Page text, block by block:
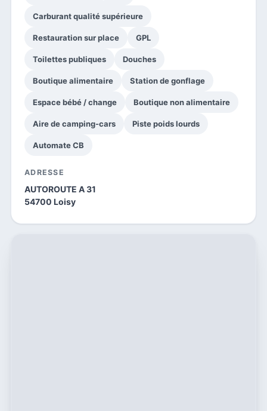
Carburant qualité supérieure
Restauration sur place GPL
Toilettes publiques Douches
Boutique alimentaire Station de gonflage
Espace bébé / change Boutique non alimentaire
Aire de camping-cars Piste poids lourds
Automate CB
ADRESSE
AUTOROUTE A 31
54700 Loisy